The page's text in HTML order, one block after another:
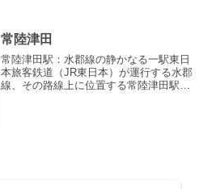
常陸津田
常陸津田駅：水郡線の静かなる一駅東日
本旅客鉄道（JR東日本）が運行する水郡
線、その路線上に位置する常陸津田駅。